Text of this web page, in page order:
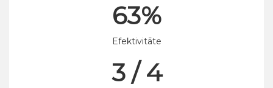
63%
Efektivitāte
3 / 4